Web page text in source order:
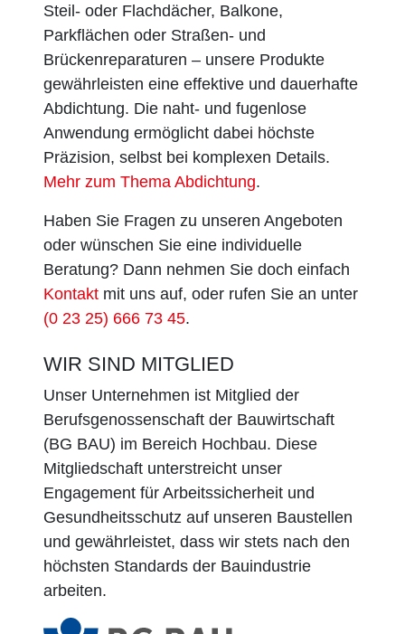
Steil- oder Flachdächer, Balkone,
Parkflächen oder Straßen- und
Brückenreparaturen – unsere Produkte
gewährleisten eine effektive und dauerhafte
Abdichtung. Die naht- und fugenlose
Anwendung ermöglicht dabei höchste
Präzision, selbst bei komplexen Details.
Mehr zum Thema Abdichtung.
Haben Sie Fragen zu unseren Angeboten
oder wünschen Sie eine individuelle
Beratung? Dann nehmen Sie doch einfach
Kontakt mit uns auf, oder rufen Sie an unter
(0 23 25) 666 73 45.
WIR SIND MITGLIED
Unser Unternehmen ist Mitglied der
Berufsgenossenschaft der Bauwirtschaft
(BG BAU) im Bereich Hochbau. Diese
Mitgliedschaft unterstreicht unser
Engagement für Arbeitssicherheit und
Gesundheitsschutz auf unseren Baustellen
und gewährleistet, dass wir stets nach den
höchsten Standards der Bauindustrie
arbeiten.